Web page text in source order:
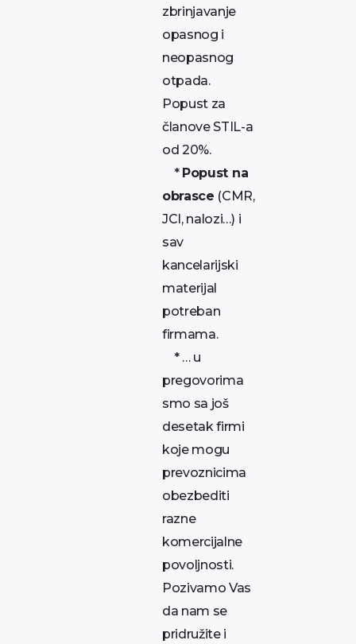
zbrinjavanje
opasnog i
neopasnog
otpada.
Popust za
članove STIL-a
od 20%.
* Popust na
obrasce (CMR,
JCI, nalozi…) i
sav
kancelarijski
materijal
potreban
firmama.
* … u
pregovorima
smo sa još
desetak firmi
koje mogu
prevoznicima
obezbediti
razne
komercijalne
povoljnosti.
Pozivamo Vas
da nam se
pridružite i